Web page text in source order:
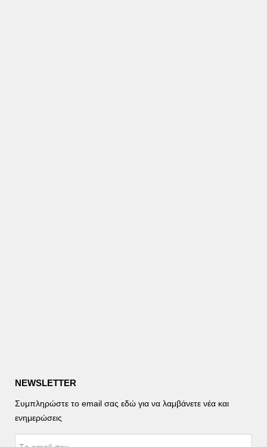
NEWSLETTER
Συμπληρώστε το email σας εδώ για να λαμβάνετε νέα και
ενημερώσεις